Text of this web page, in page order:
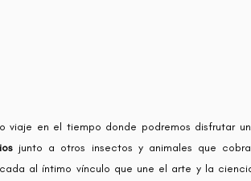
viaje en el tiempo donde podremos disfrutar
junto a otros insectos y animales que
al íntimo vínculo que une el arte y la